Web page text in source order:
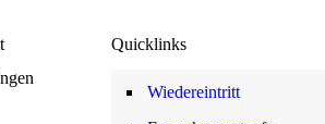
Quicklinks
Wiedereintritt